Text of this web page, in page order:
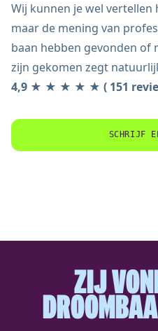
Wij kunnen je wel
maar de mening van
baan hebben gevonden of
zijn gekomen zegt
4,9 ★ ★ ★ ★ ★ ( 151
SCHRIJF
ZIJ